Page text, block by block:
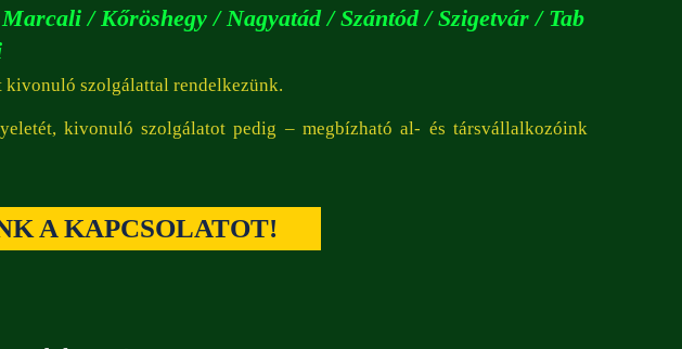
/ Kőröshegy / Nagyatád / Szántód / Szigetvár / Tab
kivonuló szolgálattal rendelkezünk.
kivonuló szolgálatot pedig – megbízható al- és társvállalkozóink
A KAPCSOLATOT!